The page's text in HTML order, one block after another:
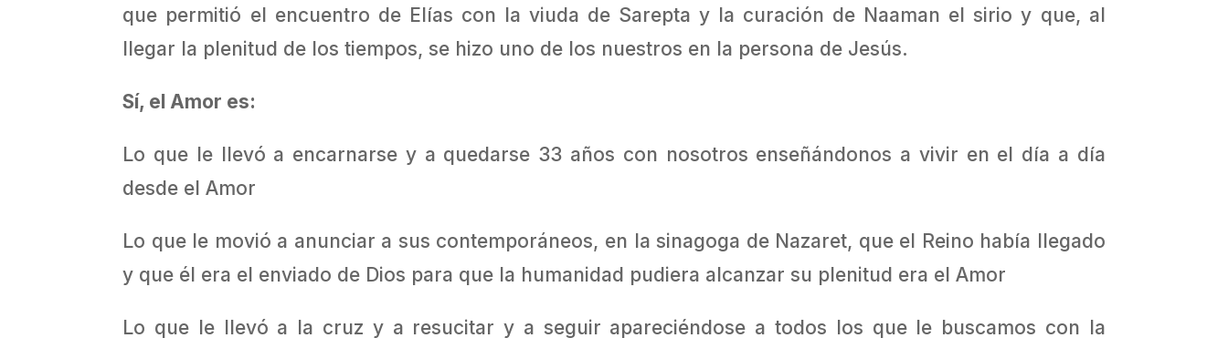
que permitió el encuentro de Elías con la viuda de Sarepta y la curación de Naaman el sirio y que, al
llegar la plenitud de los tiempos, se hizo uno de los nuestros en la persona de Jesús.
Sí, el Amor es:
Lo que le llevó a encarnarse y a quedarse 33 años con nosotros enseñándonos a vivir en el día a día
desde el Amor
Lo que le movió a anunciar a sus contemporáneos, en la sinagoga de Nazaret, que el Reino había llegado
y que él era el enviado de Dios para que la humanidad pudiera alcanzar su plenitud era el Amor
Lo que le llevó a la cruz y a resucitar y a seguir apareciéndose a todos los que le buscamos con la